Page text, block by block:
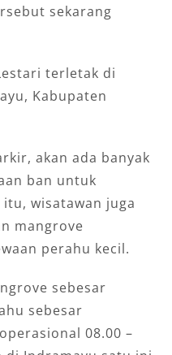
sekarang
terletak di
Kabupaten
akan ada banyak
ban untuk
wisatawan juga
mangrove
perahu kecil.
sebesar
sebesar
08.00 –